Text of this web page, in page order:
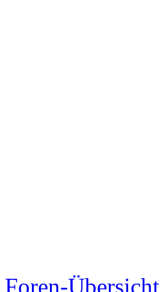
Foren-Übersicht